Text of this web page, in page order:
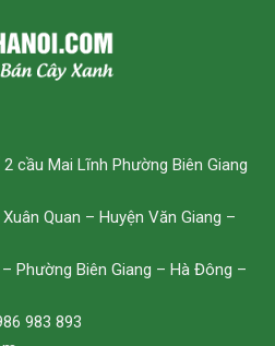
cầu Mai Lĩnh Phường Biên Giang
Quan – Huyện Văn Giang –
Phường Biên Giang – Hà Đông –
983 893